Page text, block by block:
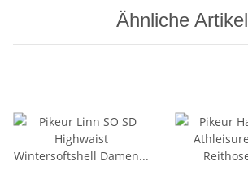
Ähnliche Artikel